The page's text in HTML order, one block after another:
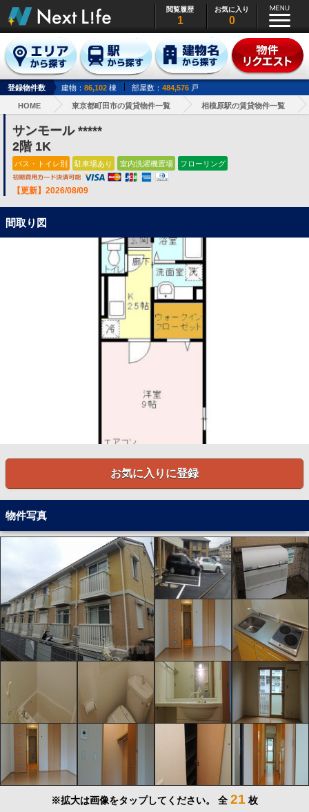
閲覧履歴
1
お気に入り
0
登録物件数 建物： 86,102 棟 部屋数： 484,576 戸
HOME 東京都町田市の賃貸物件一覧 相模原駅の賃貸物件一覧
サンモール *****
2階 1K
バス・トイレ別 駐車場あり 室内洗濯機置場 フローリング
【更新】2026/08/09
間取り図
お気に入りに登録
物件写真
※拡大は画像をタップしてください。 全 21 枚